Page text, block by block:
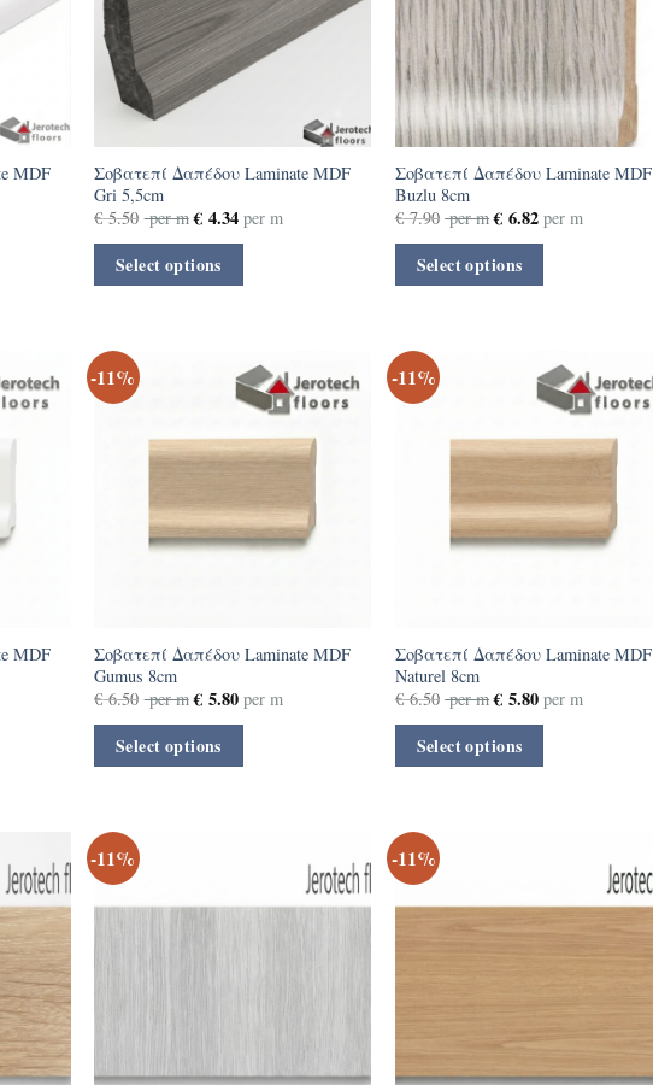
MDF
Σοβατεπί Δαπέδου Laminate MDF
Gri 5,5cm
€5.50 per m €4.34per m
Select options
Σοβατεπί Δαπέδου Laminate MDF
Buzlu 8cm
€7.90 per m € 6.82 per m
Select options
MDF
-11%
Σοβατεπί Δαπέδου Laminate MDF
Gumus 8cm
€6.50 per m €5.80per m
Select options
-11%
Σοβατεπί Δαπέδου Laminate MDF
Naturel 8cm
€6.50 per m € 5.80 per m
Select options
-11% -11%